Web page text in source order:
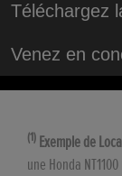
Téléchargez
Venez en
(1) Exemple de
une Honda